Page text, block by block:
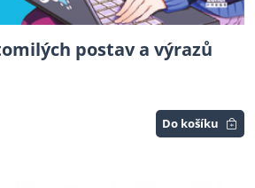
postav a výrazů
Do košíku